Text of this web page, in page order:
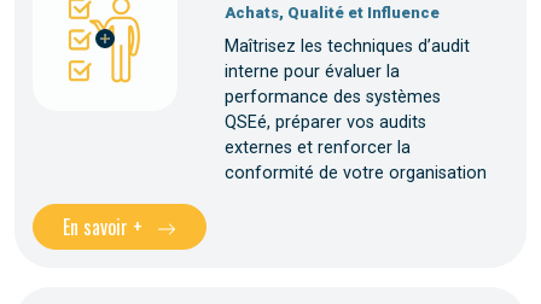
Achats, Qualité et Influence
Maîtrisez les techniques d’audit
interne pour évaluer la
performance des systèmes
QSEé, préparer vos audits
externes et renforcer la
conformité de votre organisation
En savoir +